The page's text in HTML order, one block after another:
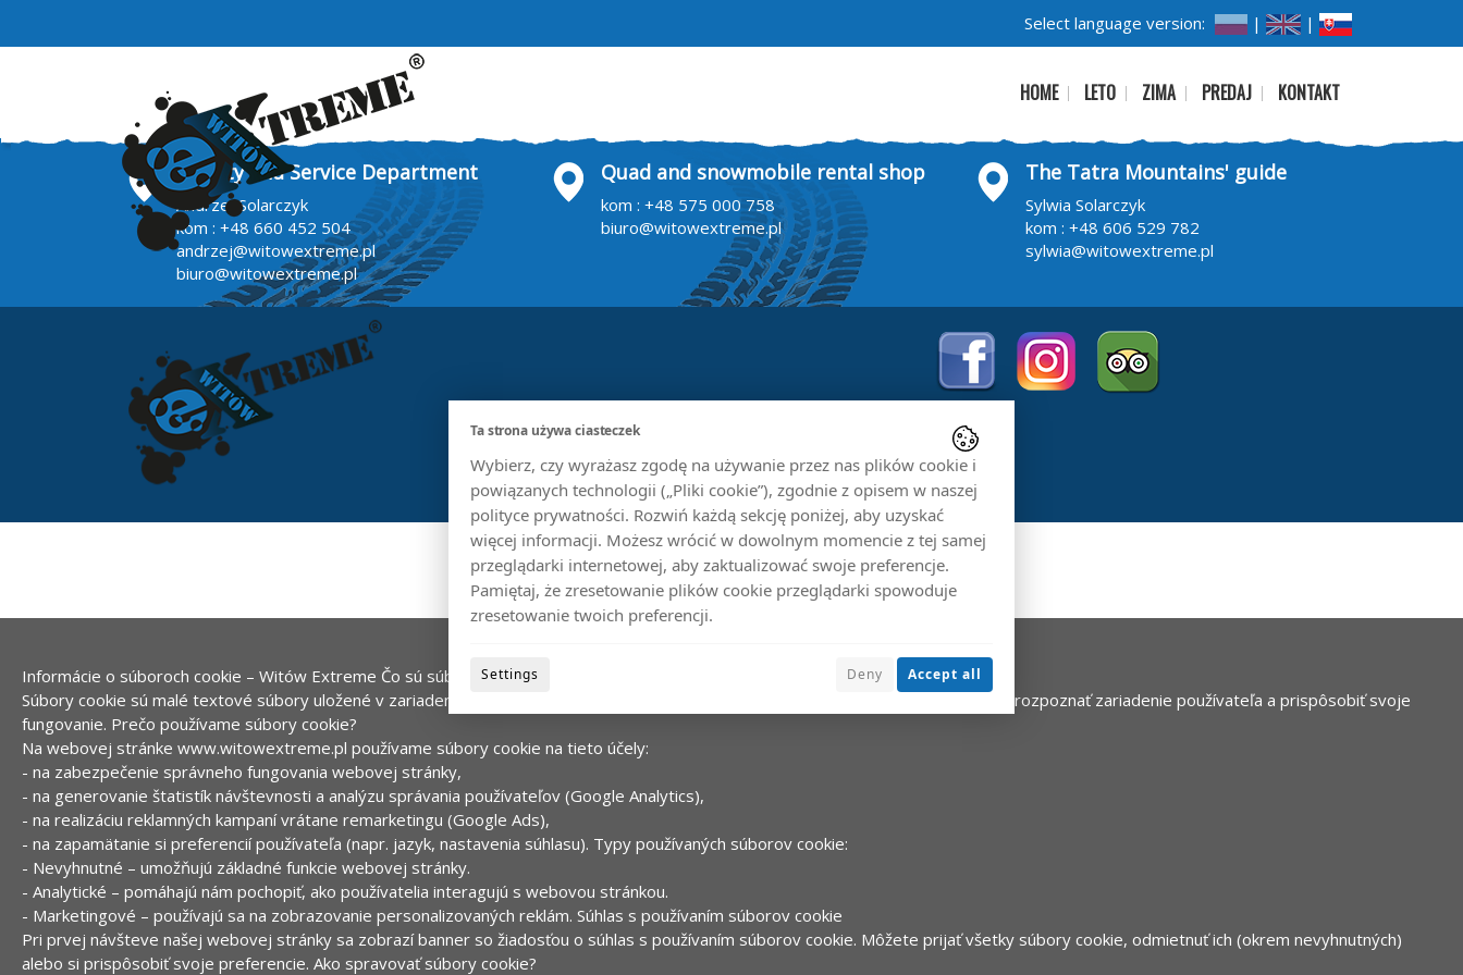
Select language version: | |
HOME LETO ZIMA PREDAJ KONTAKT
Quality and Service Department
Andrzej Solarczyk
kom : +48 660 452 504
andrzej@witowextreme.pl
biuro@witowextreme.pl
Quad and snowmobile rental shop
kom : +48 575 000 758
biuro@witowextreme.pl
The Tatra Mountains' guide
Sylwia Solarczyk
kom : +48 606 529 782
sylwia@witowextreme.pl
Copyrights WitóweXtreme® 2026
Informácie o súboroch cookie – Witów Extreme Čo sú súbory cookie?
Súbory cookie sú malé textové súbory uložené v zariadení používateľa počas návštevy webovej stránky. Umožňujú webovej stránke rozpoznať zariadenie používateľa a prispôsobiť svoje
fungovanie. Prečo používame súbory cookie?
Na webovej stránke www.witowextreme.pl používame súbory cookie na tieto účely:
- na zabezpečenie správneho fungovania webovej stránky,
- na generovanie štatistík návštevnosti a analýzu správania používateľov (Google Analytics),
- na realizáciu reklamných kampaní vrátane remarketingu (Google Ads),
- na zapamätanie si preferencií používateľa (napr. jazyk, nastavenia súhlasu). Typy používaných súborov cookie:
- Nevyhnutné – umožňujú základné funkcie webovej stránky.
- Analytické – pomáhajú nám pochopiť, ako používatelia interagujú s webovou stránkou.
- Marketingové – používajú sa na zobrazovanie personalizovaných reklám. Súhlas s používaním súborov cookie
Pri prvej návšteve našej webovej stránky sa zobrazí banner so žiadosťou o súhlas s používaním súborov cookie. Môžete prijať všetky súbory cookie, odmietnuť ich (okrem nevyhnutných)
alebo si prispôsobiť svoje preferencie. Ako spravovať súbory cookie?
Ta strona używa ciasteczek
Wybierz, czy wyrażasz zgodę na używanie przez nas plików cookie i
powiązanych technologii („Pliki cookie”), zgodnie z opisem w naszej
polityce prywatności. Rozwiń każdą sekcję poniżej, aby uzyskać
więcej informacji. Możesz wrócić w dowolnym momencie z tej samej
przeglądarki internetowej, aby zaktualizować swoje preferencje.
Pamiętaj, że zresetowanie plików cookie przeglądarki spowoduje
zresetowanie twoich preferencji.
Settings Deny Accept all